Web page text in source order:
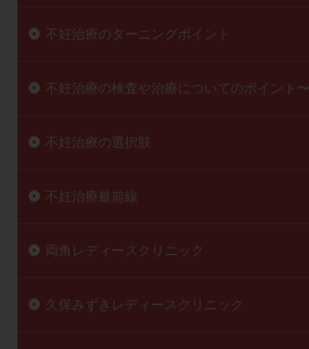
不妊治療のターニングポイント
不妊治療の検査や治療についてのポイント
不妊治療の選択肢
不妊治療最前線
両角レディースクリニック
久保みずきレディースクリニック